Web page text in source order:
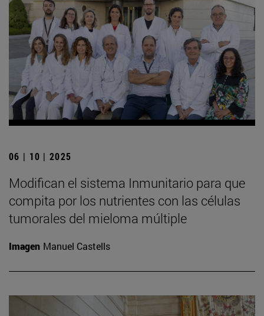
06 | 10 | 2025
Modifican el sistema Inmunitario para que
compita por los nutrientes con las células
tumorales del mieloma múltiple
Imagen Manuel Castells